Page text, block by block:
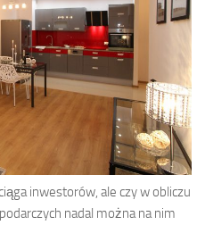
inwestorów, ale czy w obliczu
nadal można na nim